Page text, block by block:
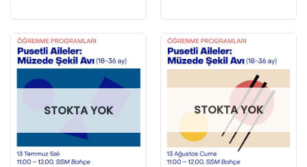
STOKTA YOK STOKTA YOK